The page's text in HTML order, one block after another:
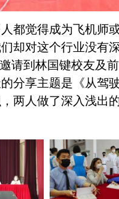
都觉得成为飞机师
却对这个行业没有
请到林国键校友及
分享主题是 《从驾
两人做了深入浅出